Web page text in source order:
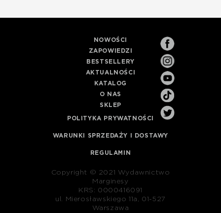
NOWOŚCI
ZAPOWIEDZI
BESTSELLERY
AKTUALNOŚCI
KATALOG
O NAS
SKLEP
POLITYKA PRYWATNOŚCI
WARUNKI SPRZEDAŻY I DOSTAWY
REGULAMIN
Copyright © 2021 Wydawnictwo
Marginesy
KRS: 0000416091
ul. Mierosławskiego 11a, 01-527
Warszawa